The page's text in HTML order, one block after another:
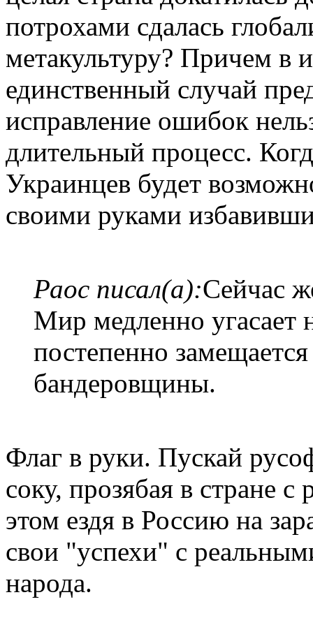
потрохами сдалась
метакультуру? Причем в
единственный случай
исправление ошибок
длительный процесс.
Украинцев будет
своими руками
Раос писал(а):Сейчас
Мир медленно угасает
постепенно
бандеровщины.
Флаг в руки. Пускай
соку, прозябая в стране
этом ездя в Россию на
свои "успехи" с
народа.